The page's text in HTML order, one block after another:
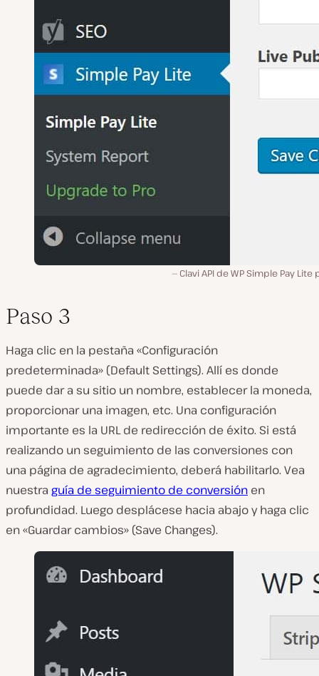
Clavi API de WP Simple Pay Lite
Paso 3
Haga clic en la pestaña «Configuración
predeterminada» (Default Settings). Allí es donde
puede dar a su sitio un nombre, establecer la moneda,
proporcionar una imagen, etc. Una configuración
importante es la URL de redirección de éxito. Si está
realizando un seguimiento de las conversiones con
una página de agradecimiento, deberá habilitarlo. Vea
nuestra guía de seguimiento de conversión en
profundidad. Luego desplácese hacia abajo y haga clic
en «Guardar cambios» (Save Changes).